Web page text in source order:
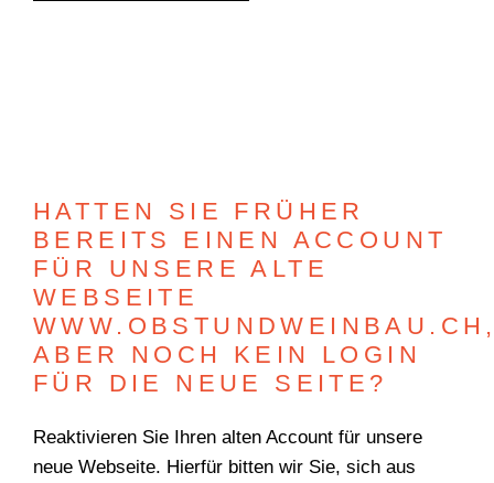
HATTEN SIE FRÜHER
BEREITS EINEN ACCOUNT
FÜR UNSERE ALTE
WEBSEITE
ABER NOCH KEIN LOGIN
FÜR DIE NEUE SEITE?
Reaktivieren Sie Ihren alten Account für unsere
neue Webseite. Hierfür bitten wir Sie, sich aus